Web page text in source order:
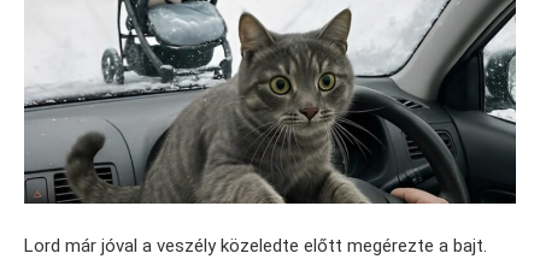
Lord már jóval a veszély közeledte előtt megérezte a bajt.